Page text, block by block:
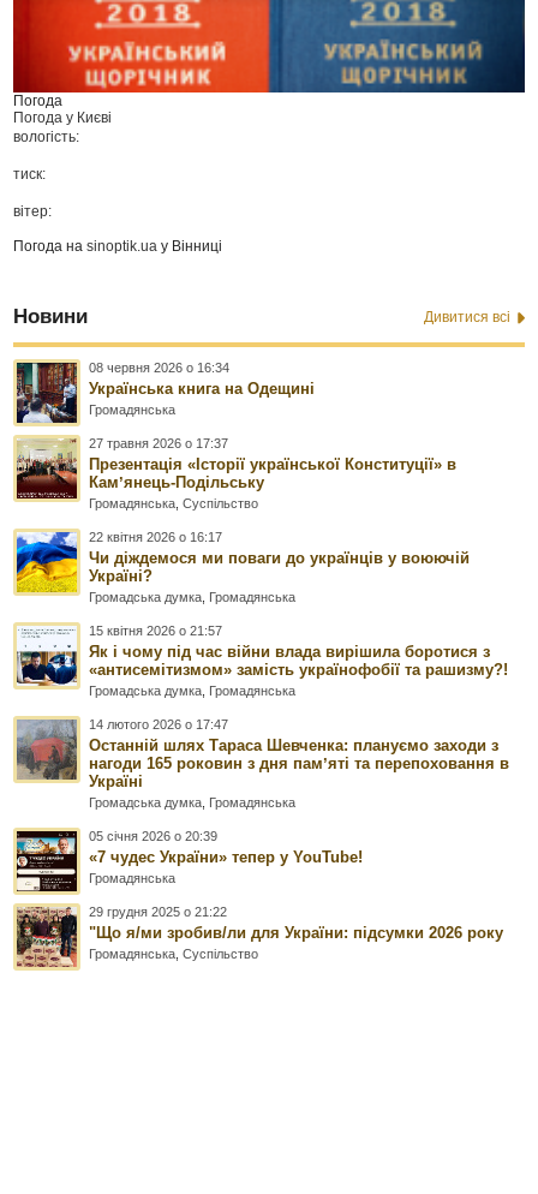
Погода
Погода у Києві
вологість:
тиск:
вітер:
Погода наsinoptik.ua у Вінниці
Новини Дивитися всі
08 червня 2026 о 16:34
Українська книга на Одещині
Громадянська
27 травня 2026 о 17:37
Презентація «Історії української Конституції» в
Камʼянець-Подільську
Громадянська ,Суспільство
22 квітня 2026 о 16:17
Чи діждемося ми поваги до українців у воюючій
Україні?
Громадська думка Громадянська
15 квітня 2026 о 21:57
Як і чому під час війни влада вирішила боротися з
«антисемітизмом» замість українофобії та рашизму?!
Громадська думка Громадянська
14 лютого 2026 о 17:47
Останній шлях Тараса Шевченка: плануємо заходи з
нагоди 165 роковин з дня памʼяті та перепоховання в
Україні
Громадська думка Громадянська
05 січня 2026 о 20:39
«7 чудес України» тепер у YouTube!
Громадянська
29 грудня 2025 о 21:22
"Що я/ми зробив/ли для України: підсумки 2026 року
Громадянська ,Суспільство